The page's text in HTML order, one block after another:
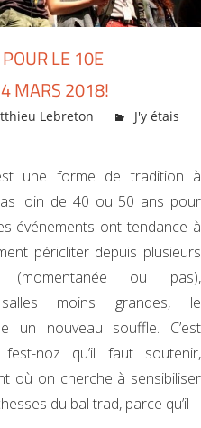
LE 10E
MARS 2018!
Lebreton
J'y étais
une forme de tradition à
loin de 40 ou 50 ans pour
événements ont tendance à
péricliter depuis plusieurs
(momentanée ou pas),
moins grandes, le
un nouveau souffle. C’est
noz qu’il faut soutenir,
où on cherche à sensibiliser
du bal trad, parce qu’il